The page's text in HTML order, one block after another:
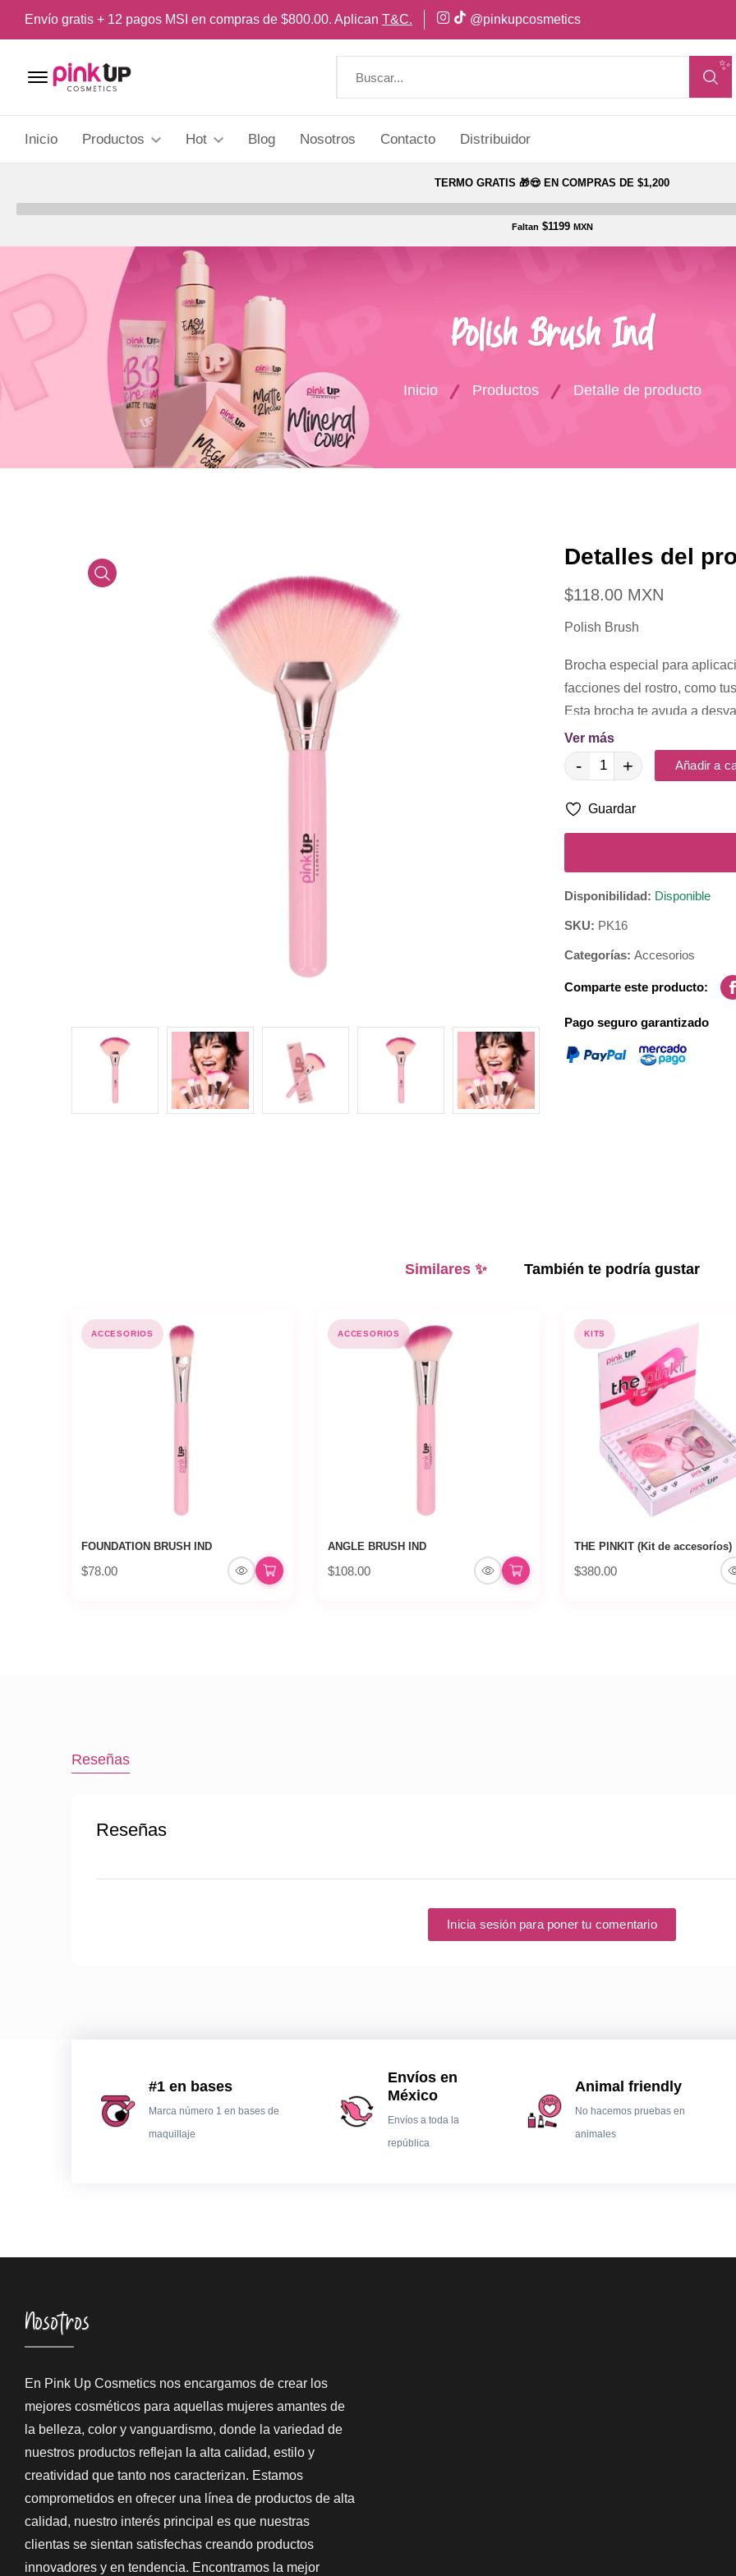
Envío gratis + 12 pagos MSI en compras de $800.00. Aplican T&C. @pinkupcosmetics
Menu Open ✨
Inicio Productos Hot Blog Nosotros Contacto Distribuidor
TERMO GRATIS 🎁😍 EN COMPRAS DE $1,200
Faltan $1199 MXN
Polish Brush Ind
Inicio Productos Detalle de producto
Detalles del
$118.00 MXN
Polish Brush
Brocha especial para
facciones del rostro, como
Esta brocha te ayuda a
difuminar blush, aplicar el
Herramienta de uso
Material: Cerdas sintéticas
Ver más
- + Añadir a
Guardar
Disponibilidad: Disponible
SKU: PK16
Categorías: Accesorios
Comparte este producto:
Pago seguro garantizado
Similares ✨ También te podría gustar
ACCESORIOS
FOUNDATION BRUSH IND
$78.00
ACCESORIOS
ANGLE BRUSH IND
$108.00
KITS
THE PINKIT (Kit de accesoríos)
$380.00
Reseñas
Reseñas
Inicia sesión para poner tu comentario
#1 en bases
Marca número 1 en bases de
maquillaje
Envíos en
México
Envíos a toda la
república
Animal friendly
No hacemos pruebas en
animales
Nosotros
En Pink Up Cosmetics nos encargamos de crear los
mejores cosméticos para aquellas mujeres amantes de
la belleza, color y vanguardismo, donde la variedad de
nuestros productos reflejan la alta calidad, estilo y
creatividad que tanto nos caracterizan. Estamos
comprometidos en ofrecer una línea de productos de alta
calidad, nuestro interés principal es que nuestras
clientas se sientan satisfechas creando productos
innovadores y en tendencia. Encontramos la mejor